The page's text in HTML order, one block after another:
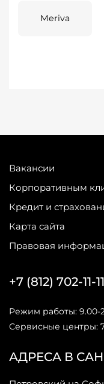
Meriva
Вакансии
Корпоративным
Кредит и
Карта сайта
Правовая
АДРЕСА В
+7 (812) 702-11-11
Режим работы: 9.00-
Сервисные центры: